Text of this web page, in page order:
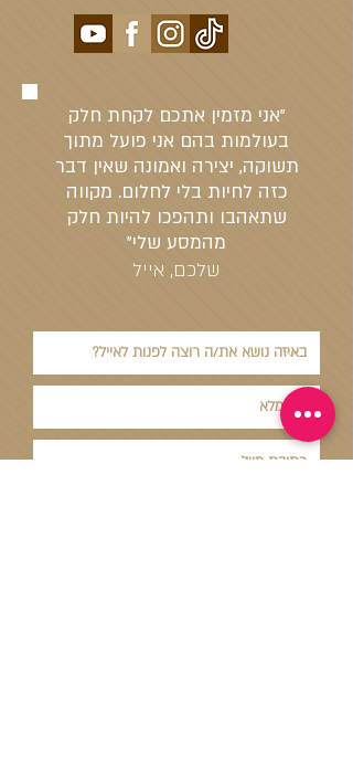
"אני מזמין אתכם לקחת חלק
בעולמות בהם אני פועל מתוך
תשוקה, יצירה ואמונה שאין דבר
כזה לחיות בלי לחלום. מקווה
שתאהבו ותהפכו להיות חלק
מהמסע שלי"
שלכם, אייל